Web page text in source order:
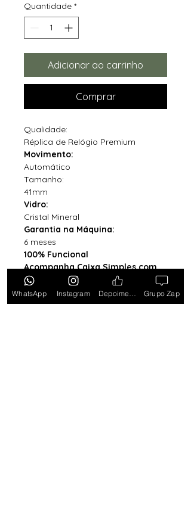
Quantidade *
Adicionar ao carrinho
Comprar
Qualidade:
Réplica de Relógio Premium
Movimento:
Automático
Tamanho:
41mm
Vidro:
Cristal Mineral
Garantia na Máquina:
6 meses
100% Funcional
Acompanha Caixa Simples com
Almofada (exceto para os
estados PB, SE, RR, MT, PE e AL)
WhatsApp Instagram Grupo Zap